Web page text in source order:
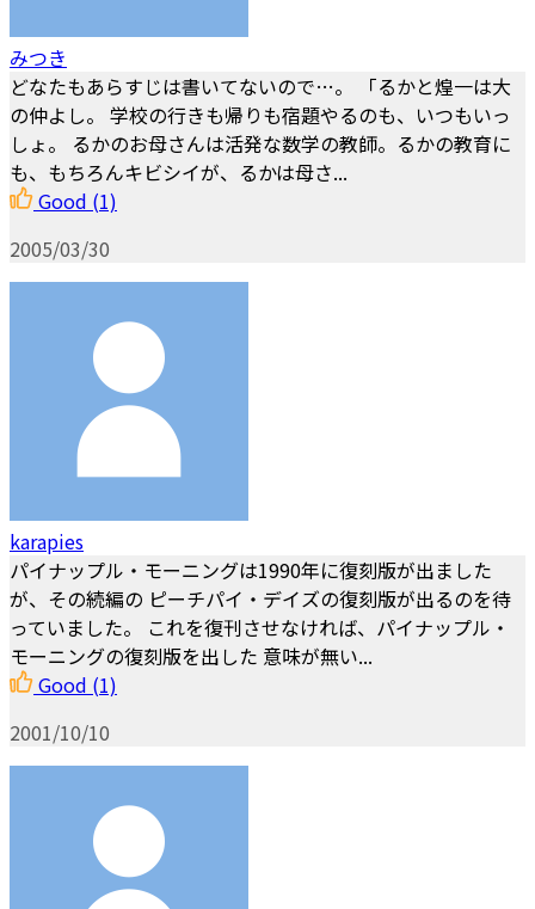
みつき
どなたもあらすじは書いてないので…。 「るかと煌一は大
の仲よし。 学校の行きも帰りも宿題やるのも、いつもいっ
しょ。 るかのお母さんは活発な数学の教師。るかの教育に
も、もちろんキビシイが、るかは母さ...
Good (1)
2005/03/30
karapies
パイナップル・モーニングは1990年に復刻版が出ました
が、その続編の ピーチパイ・デイズの復刻版が出るのを待
っていました。 これを復刊させなければ、パイナップル・
モーニングの復刻版を出した 意味が無い...
Good (1)
2001/10/10